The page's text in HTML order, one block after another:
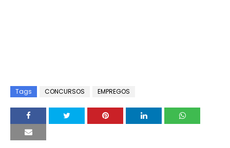
Tags CONCURSOS EMPREGOS